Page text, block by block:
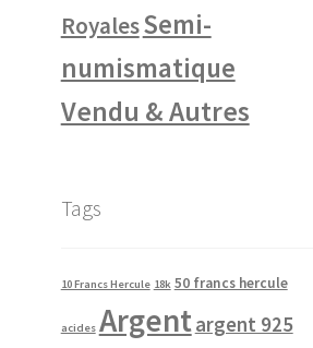
RoyalesSemi-
numismatique
Vendu & Autres
Tags
10 Francs Hercule 18k 50 francs hercule
acides Argentargent 925